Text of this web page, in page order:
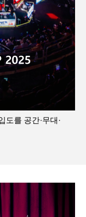
도를 공간·무대·